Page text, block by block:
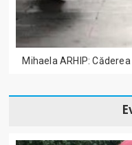
Mihaela ARHIP: